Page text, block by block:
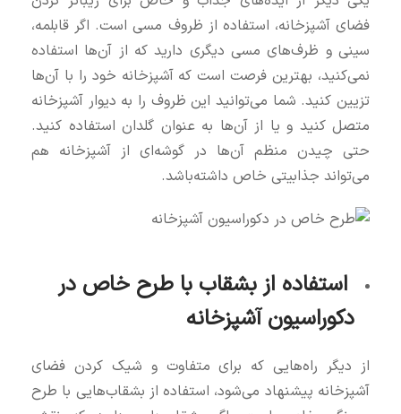
فضای آشپزخانه، استفاده از ظروف مسی است. اگر قابلمه،
سینی و ظرف‌های مسی دیگری دارید که از آن‌ها استفاده
نمی‌کنید، بهترین فرصت است که آشپزخانه خود را با آن‌ها
تزیین کنید. شما می‌توانید این ظروف را به دیوار آشپزخانه
متصل کنید و یا از آن‌ها به عنوان گلدان استفاده کنید.
حتی چیدن منظم آن‌ها در گوشه‌ای از آشپزخانه هم
می‌تواند جذابیتی خاص داشته‌باشد.
استفاده از بشقاب با طرح خاص در
دکوراسیون آشپزخانه
از دیگر راه‌هایی که برای متفاوت و شیک کردن فضای
آشپزخانه پیشنهاد می‌شود، استفاده از بشقاب‌هایی با طرح